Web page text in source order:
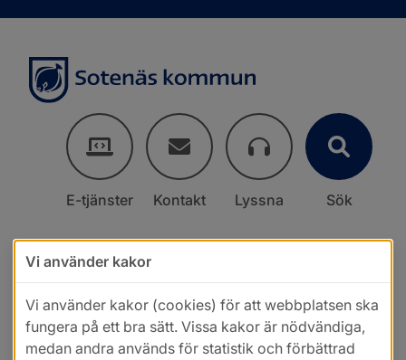
E-tjänster Kontakt Lyssna Sök
Vi använder kakor
Vi använder kakor (cookies) för att webbplatsen ska
fungera på ett bra sätt. Vissa kakor är nödvändiga,
medan andra används för statistik och förbättrad